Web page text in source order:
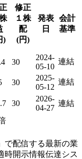
)
修正
１株
配
(円)
発表
日
会計
基準
30
2024-
05-10
連結
30
2025-
05-12
連結
30
2026-
04-27
連結
で配信する最新の業
時開示情報伝達シス